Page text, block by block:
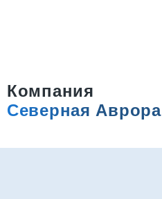
Компания
Северная Аврора